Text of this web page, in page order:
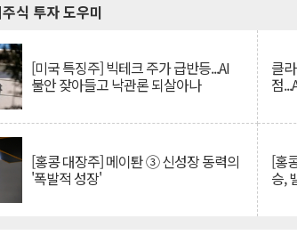
식 투자 도우미
[미국 특징주] 빅테크 주가 급반등...AI
불안 잦아들고 낙관론 되살아나
클
점
[홍콩 대장주] 메이퇀 ③ 신성장 동력의
'폭발적 성장'
[홍
승,